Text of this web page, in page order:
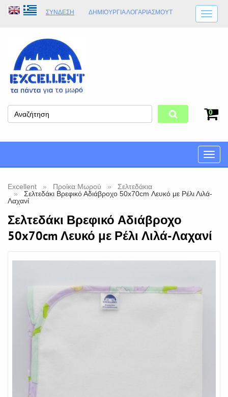
ΣΎΝΔΕΣΗ ΔΗΜΙΟΥΡΓΊΑ ΛΟΓΑΡΙΑΣΜΟΎT
ΩΡΆΡΙΟ ΚΑΤΑΣΤΉΜΑΤΟΣ
ΦΥΣΙΚΌ ΚΑΤΆΣΤΗΜΑ
0
Toggle
Excellent Προίκα Μωρού
Σελτεδάκια
Σελτεδάκι Βρεφικό Αδιάβροχο 50x70cm Λευκό με Ρέλι Λιλά-
Λαχανί
Σελτεδάκι Βρεφικό Αδιάβροχο
50x70cm Λευκό με Ρέλι Λιλά-Λαχανί